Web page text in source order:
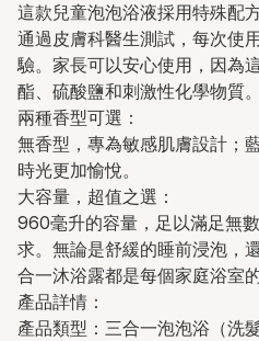
這款兒童泡泡浴液採用特殊配
通過皮膚科醫生測試，每次使
驗。家長可以安心使用，因為
酯、硫酸鹽和刺激性化學物質。
兩種香型可選：
無香型，專為敏感肌膚設計；
時光更加愉悅。
大容量，超值之選：
960毫升的容量，足以滿足無
求。無論是舒緩的睡前浸泡，
合一沐浴露都是每個家庭浴室
產品詳情：
產品類型：三合一泡泡浴（洗